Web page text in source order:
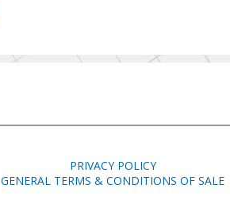
PRIVACY POLICY
GENERAL TERMS & CONDITIONS OF SALE